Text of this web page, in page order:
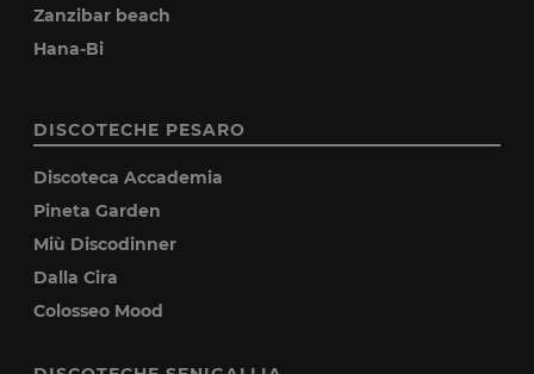
Zanzibar beach
Hana-Bi
DISCOTECHE PESARO
Discoteca Accademia
Pineta Garden
Miù Discodinner
Dalla Cira
Colosseo Mood